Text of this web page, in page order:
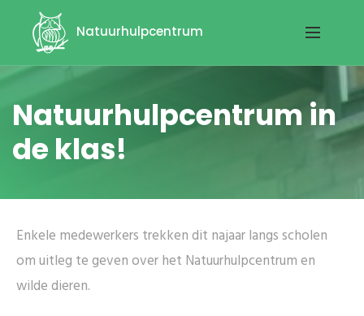
Natuurhulpcentrum
Natuurhulpcentrum in
de klas!
Enkele medewerkers trekken dit najaar langs scholen
om uitleg te geven over het Natuurhulpcentrum en
wilde dieren.